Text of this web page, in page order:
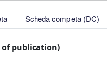
Scheda completa (DC)
of publication)